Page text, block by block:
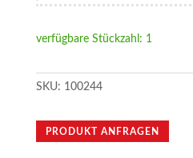
verfügbare Stückzahl: 1
SKU: 100244
PRODUKT ANFRAGEN